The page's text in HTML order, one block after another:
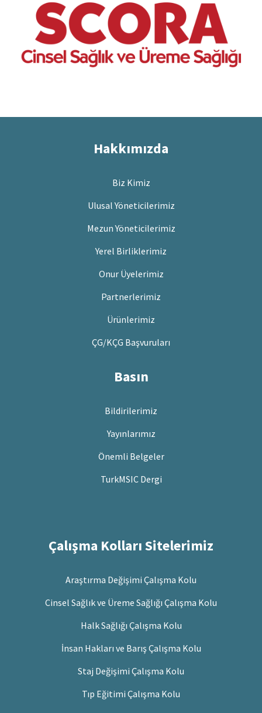
Hakkımızda
Biz Kimiz
Ulusal Yöneticilerimiz
Mezun Yöneticilerimiz
Yerel Birliklerimiz
Onur Üyelerimiz
Partnerlerimiz
Ürünlerimiz
ÇG/KÇG Başvuruları
Basın
Bildirilerimiz
Yayınlarımız
Önemli Belgeler
TurkMSIC Dergi
Çalışma Kolları Sitelerimiz
Araştırma Değişimi Çalışma Kolu
Cinsel Sağlık ve Üreme Sağlığı Çalışma Kolu
Halk Sağlığı Çalışma Kolu
İnsan Hakları ve Barış Çalışma Kolu
Staj Değişimi Çalışma Kolu
Tıp Eğitimi Çalışma Kolu